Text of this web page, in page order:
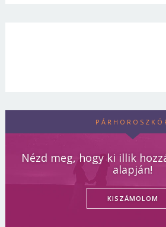
Nézd meg, hogy ki illik
alapján!
KISZÁMOLOM